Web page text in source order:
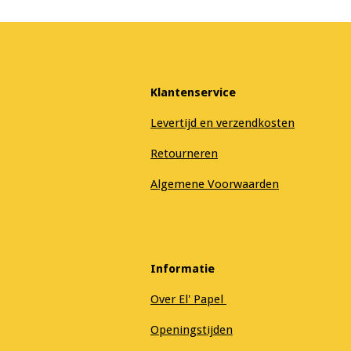
Klantenservice
Levertijd en verzendkosten
Retourneren
Algemene Voorwaarden
Informatie
Over El' Papel
Openingstijden